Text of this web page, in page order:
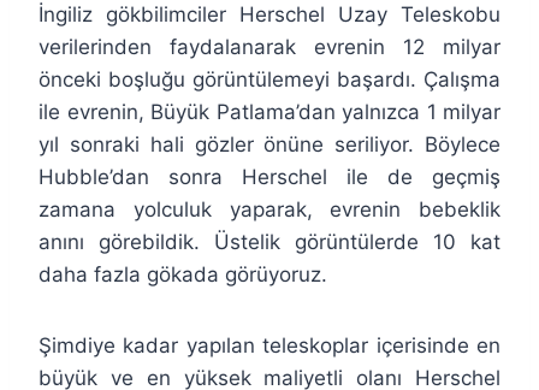
İngiliz gökbilimciler Herschel Uzay Teleskobu
verilerinden faydalanarak evrenin 12 milyar
önceki boşluğu görüntülemeyi başardı. Çalışma
ile evrenin, Büyük Patlama’dan yalnızca 1 milyar
yıl sonraki hali gözler önüne seriliyor. Böylece
Hubble’dan sonra Herschel ile de geçmiş
zamana yolculuk yaparak, evrenin bebeklik
anını görebildik. Üstelik görüntülerde 10 kat
daha fazla gökada görüyoruz.
Şimdiye kadar yapılan teleskoplar içerisinde en
büyük ve en yüksek maliyetli olanı Herschel